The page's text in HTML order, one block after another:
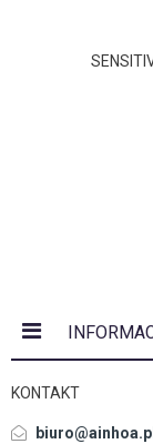
KONTAKT
biuro@ainhoa.pl